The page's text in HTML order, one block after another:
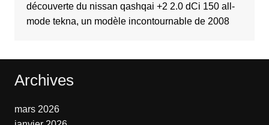
découverte du nissan qashqai +2 2.0 dCi 150 all-
mode tekna, un modèle incontournable de 2008
Archives
mars 2026